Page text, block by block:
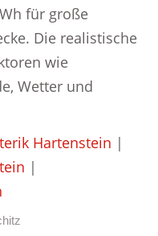
für große
Die realistische
wie
Wetter und
Hartenstein |
|